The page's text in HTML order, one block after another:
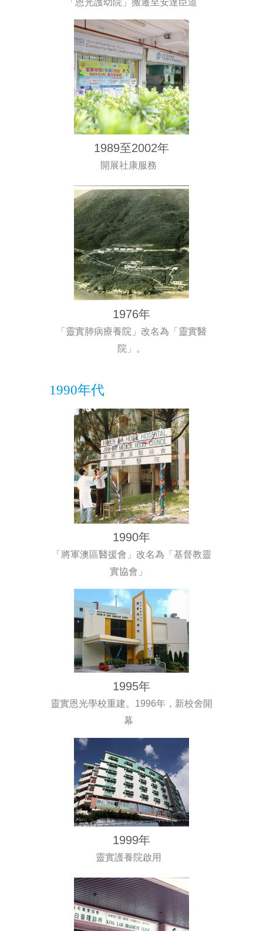
1989至2002年
開展社康服務
1976年
「靈實肺病療養院」改名為「靈實醫
院」。
1990年代
1990年
「將軍澳區醫援會」改名為「基督教靈
實協會」
1995年
靈實恩光學校重建。1996年，新校舍開
幕
1999年
靈實護養院啟用